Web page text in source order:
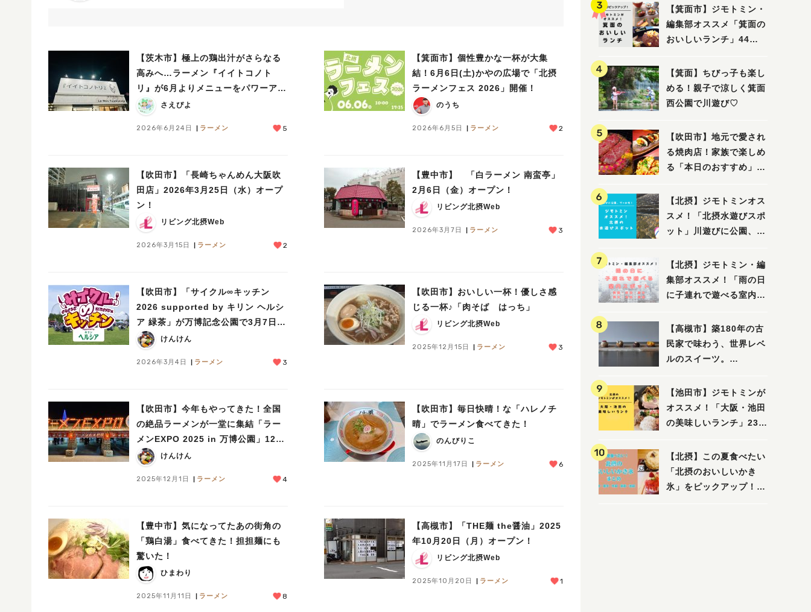
【茨木市】極上の鶏出汁がさらなる
高みへ…ラーメン『イイトコノト
リ』が6月よりメニューをパワーアッ
プしています！
さえぴよ
2026年6月24日 ラーメン 5
【箕面市】個性豊かな一杯が大集
結！6月6日(土)かやの広場で「北摂
ラーメンフェス 2026」開催！
のうち
2026年6月5日 ラーメン 2
【吹田市】「長崎ちゃんめん大阪吹
田店」2026年3月25日（水）オープ
ン！
リビング北摂Web
2026年3月15日 ラーメン 2
【豊中市】 「白ラーメン 南蛮亭」
2月6日（金）オープン！
リビング北摂Web
2026年3月7日 ラーメン 3
【吹田市】「サイクル∞キッチン
2026 supported by キリン ヘルシ
ア 緑茶」が万博記念公園で3月7日
（土）、8日（日）に開催！
けんけん
2026年3月4日 ラーメン 3
【吹田市】おいしい一杯！優しさ感
じる一杯♪「肉そば はっち」
リビング北摂Web
2025年12月15日 ラーメン 3
【吹田市】今年もやってきた！全国
の絶品ラーメンが一堂に集結「ラー
メンEXPO 2025 in 万博公園」12月
30日（火）まで開催中！
けんけん
2025年12月1日 ラーメン 4
【吹田市】毎日快晴！な「ハレノチ
晴」でラーメン食べてきた！
のんびりこ
2025年11月17日 ラーメン 6
【豊中市】気になってたあの街角の
「鶏白湯」食べてきた！担担麺にも
驚いた！
ひまわり
2025年11月11日 ラーメン 8
【高槻市】「THE麺 the醤油」2025
年10月20日（月）オープン！
リビング北摂Web
2025年10月20日 ラーメン 1
面・吹田・池田・茨木・
高槻）
【箕面市】ジモトミン・
編集部オススメ「箕面の
おいしいランチ」44
から穴場まで！〜
【箕面】ちびっ子も楽し
める！親子で涼しく箕面
西公園で川遊び♡
【吹田市】地元で愛され
る焼肉店！家族で楽しめ
る「本日のおすすめ」で
【北摂】ジモトミンオス
スメ！「北摂水遊びスポ
ット」川遊びに公園、プ
吹田・茨木・高槻）
【北摂】ジモトミン・編
集部オススメ！「雨の日
に子連れで遊べる室内ス
箕面・吹田・豊中・茨
木・池田）
【高槻市】築180年の古
民家で味わう、世界レベ
ルのスイーツ。
月3日にオープン！（教
えたい/教えて）
【池田市】ジモトミンが
オススメ！「大阪・池田
の美味しいランチ」23
【北摂】この夏食べたい
「北摂のおいしいかき
氷」をピックアップ！